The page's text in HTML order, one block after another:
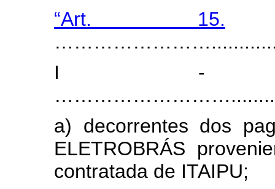
“Art. 15.
I -
a) decorrentes dos
ELETROBRÁS
contratada de ITAIPU;